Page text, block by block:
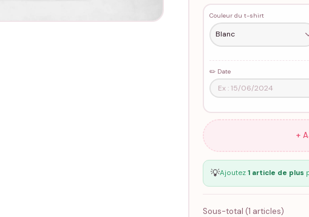
Couleur du t-shirt
✏️ Date
+
💡Ajoutez 1 article de plus
Sous-total (1 articles)